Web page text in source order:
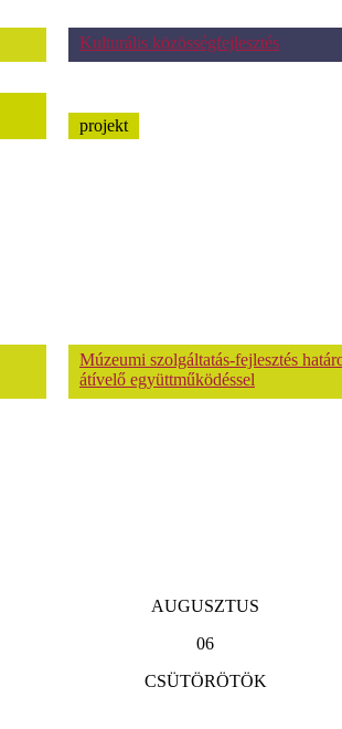
Kulturális közösségfejlesztés
projekt
Múzeumi szolgáltatás-fejlesztés
átívelő együttműködéssel
AUGUSZTUS
06
CSÜTÖRÖTÖK